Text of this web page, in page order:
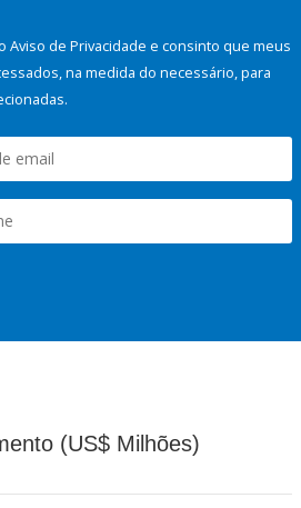
Aviso de Privacidade e consinto que meus
na medida do necessário, para
(US$ Milhões)